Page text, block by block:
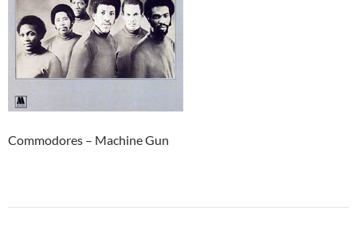
Commodores – Machine Gun